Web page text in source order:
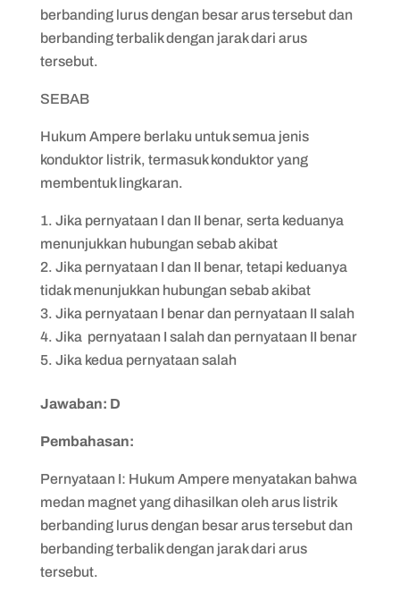
berbanding lurus dengan besar arus tersebut dan
berbanding terbalik dengan jarak dari arus
tersebut.
SEBAB
Hukum Ampere berlaku untuk semua jenis
konduktor listrik, termasuk konduktor yang
membentuk lingkaran.
Jika pernyataan I dan II benar, serta keduanya
menunjukkan hubungan sebab akibat
Jika pernyataan I dan II benar, tetapi keduanya
tidak menunjukkan hubungan sebab akibat
Jika pernyataan I benar dan pernyataan II salah
Jika pernyataan I salah dan pernyataan II benar
Jika kedua pernyataan salah
Jawaban: D
Pembahasan:
Pernyataan I: Hukum Ampere menyatakan bahwa
medan magnet yang dihasilkan oleh arus listrik
berbanding lurus dengan besar arus tersebut dan
berbanding terbalik dengan jarak dari arus
tersebut.